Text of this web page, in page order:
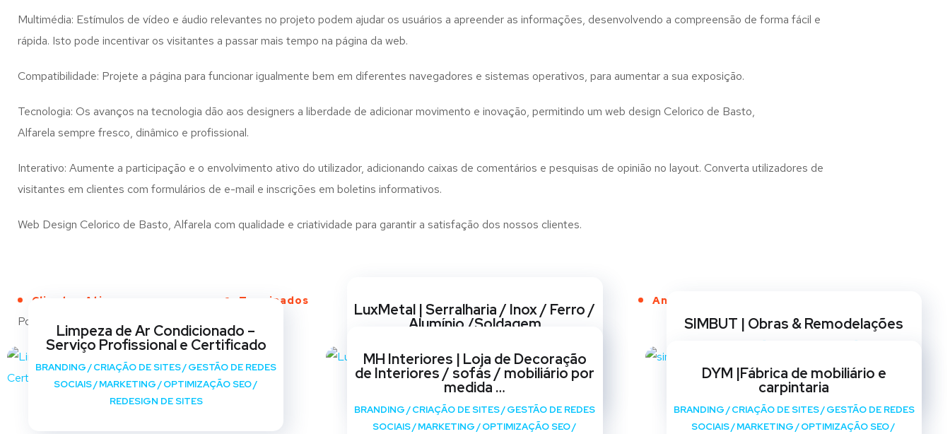
Multimédia: Estímulos de vídeo e áudio relevantes no projeto podem ajudar os usuários a apreender as informações, desenvolvendo a compreensão de forma fácil e
rápida. Isto pode incentivar os visitantes a passar mais tempo na página da web.
Compatibilidade: Projete a página para funcionar igualmente bem em diferentes navegadores e sistemas operativos, para aumentar a sua exposição.
Tecnologia: Os avanços na tecnologia dão aos designers a liberdade de adicionar movimento e inovação, permitindo um web design Celorico de Basto,
Alfarela sempre fresco, dinâmico e profissional.
Interativo: Aumente a participação e o envolvimento ativo do utilizador, adicionando caixas de comentários e pesquisas de opinião no layout. Converta utilizadores de
visitantes em clientes com formulários de e-mail e inscrições em boletins informativos.
Web Design Celorico de Basto, Alfarela com qualidade e criatividade para garantir a satisfação dos nossos clientes.
Clientes Ativos Terminados Anos de Serviço
Portfólio
Limpeza de Ar Condicionado –
Serviço Profissional e Certificado
BRANDING/CRIAÇÃO DE SITES/GESTÃO DE REDES
SOCIAIS/MARKETING/OPTIMIZAÇÃO SEO/
REDESIGN DE SITES
LuxMetal | Serralharia / Inox / Ferro /
Alumínio /Soldagem
SOCIAIS/ MARKETING/OPTIMIZAÇÃO SEO/
REDESIGN DE SITES
SIMBUT | Obras & Remodelações
REDESIGN DE SITES
MH Interiores | Loja de Decoração
de Interiores / sofás / mobiliário por
medida …
BRANDING /CRIAÇÃO DE SITES/GESTÃO DE REDES
SOCIAIS/MARKETING/OPTIMIZAÇÃO SEO/
DYM |Fábrica de mobiliário e
carpintaria
BRANDING/CRIAÇÃO DE SITES/GESTÃO DE REDES
SOCIAIS/MARKETING/OPTIMIZAÇÃO SEO/